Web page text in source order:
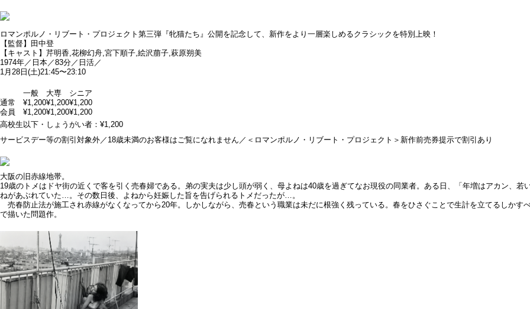
ロマンポルノ・リブート・プロジェクト第三弾『牝猫たち』公開を記念して、新作をより一層楽しめるクラシックを特別上映！
【監督】田中登
【キャスト】芹明香,花柳幻舟,宮下順子,絵沢萠子,萩原朔美
1974年／日本／83分／日活／
1月28日(土)21:45〜23:10
一般 大専
シニア
通常
¥1,200¥1,200¥1,200
会員
¥1,200¥1,200¥1,200
高校生以下・しょうがい者：¥1,200
サービスデー等の割引対象外／18歳未満のお客様はご覧になれません／＜ロマンポルノ・リブート・プロジェクト＞新作前売券提示で割引あり
大阪の旧赤線地帯。
19歳のトメはドヤ街の近くで客を引く売春婦である。弟の実夫は少し頭が弱く、母よねは40歳を過ぎてなお現役の同業者。ある日、「年増はアカン、
ねがあぶれていた…。その数日後、よねから妊娠した旨を告げられるトメだったが…。
売春防止法が施工され赤線がなくなってから20年。しかしながら、売春という職業は未だに根強く残っている。春をひさぐことで生計を立てるしか
で描いた問題作。